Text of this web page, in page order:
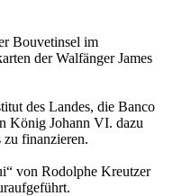
Bouvetinsel im
der Walfänger James
des Landes, die Banco
König Johann VI. dazu
zu finanzieren.
von Rodolphe Kreutzer